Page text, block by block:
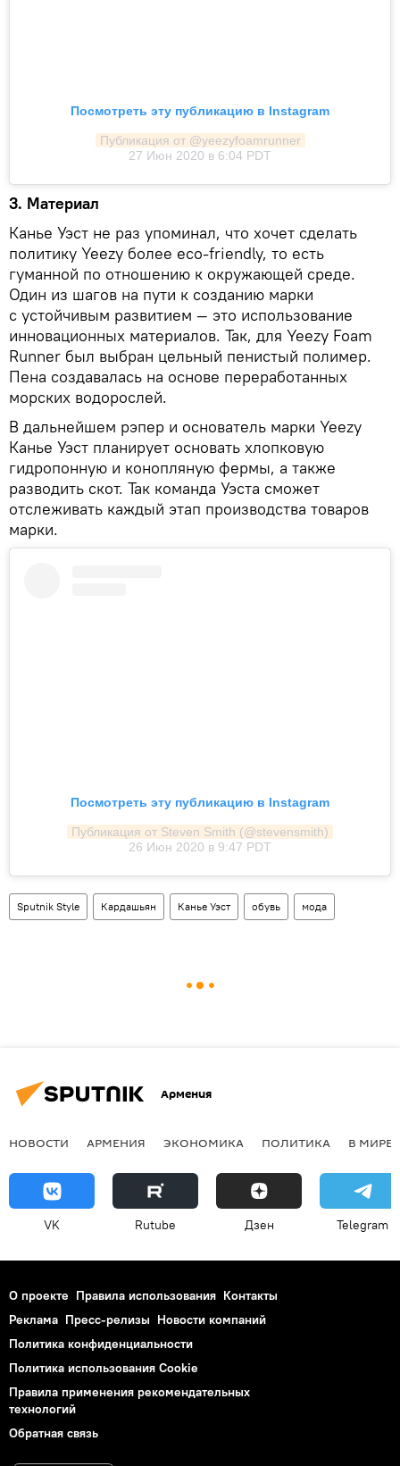
Посмотреть эту публикацию в Instagram
Публикация от @yeezyfoamrunner
27 Июн 2020 в 6:04 PDT
3. Материал
Канье Уэст не раз упоминал, что хочет сделать
политику Yeezy более eco-friendly, то есть
гуманной по отношению к окружающей среде.
Один из шагов на пути к созданию марки
с устойчивым развитием — это использование
инновационных материалов. Так, для Yeezy Foam
Runner был выбран цельный пенистый полимер.
Пена создавалась на основе переработанных
морских водорослей.
В дальнейшем рэпер и основатель марки Yeezy
Канье Уэст планирует основать хлопковую
гидропонную и конопляную фермы, а также
разводить скот. Так команда Уэста сможет
отслеживать каждый этап производства товаров
марки.
Посмотреть эту публикацию в Instagram
Публикация от Steven Smith (@stevensmith)
26 Июн 2020 в 9:47 PDT
Sputnik Style Кардашьян Канье Уэст обувь мода
Армения
НОВОСТИ АРМЕНИЯ ЭКОНОМИКА ПОЛИТИКА В МИРЕ
VK Rutube Дзен Telegram
О проекте Правила использования Контакты
Реклама Пресс-релизы Новости компаний
Политика конфиденциальности
Политика использования Cookie
Правила применения рекомендательных
технологий
Обратная связь